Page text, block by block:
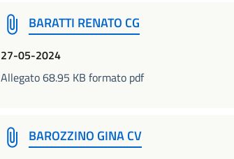
BARATTI RENATO CG
27-05-2024
Allegato 68.95 KB formato pdf
BAROZZINO GINA CV